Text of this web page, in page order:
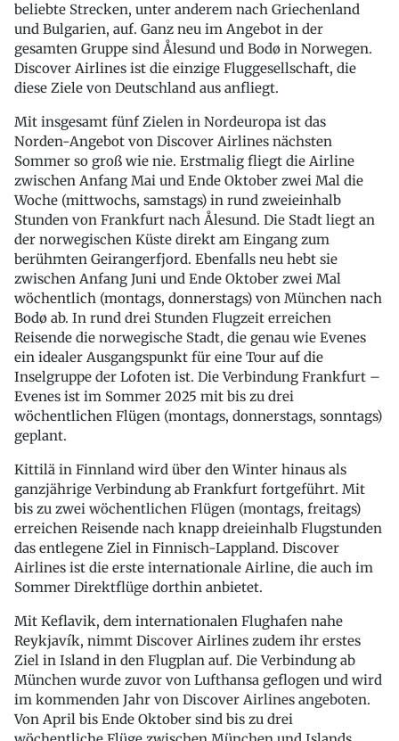
beliebte Strecken, unter anderem nach Griechenland
und Bulgarien, auf. Ganz neu im Angebot in der
gesamten Gruppe sind Ålesund und Bodø in Norwegen.
Discover Airlines ist die einzige Fluggesellschaft, die
diese Ziele von Deutschland aus anfliegt.
Mit insgesamt fünf Zielen in Nordeuropa ist das
Norden-Angebot von Discover Airlines nächsten
Sommer so groß wie nie. Erstmalig fliegt die Airline
zwischen Anfang Mai und Ende Oktober zwei Mal die
Woche (mittwochs, samstags) in rund zweieinhalb
Stunden von Frankfurt nach Ålesund. Die Stadt liegt an
der norwegischen Küste direkt am Eingang zum
berühmten Geirangerfjord. Ebenfalls neu hebt sie
zwischen Anfang Juni und Ende Oktober zwei Mal
wöchentlich (montags, donnerstags) von München nach
Bodø ab. In rund drei Stunden Flugzeit erreichen
Reisende die norwegische Stadt, die genau wie Evenes
ein idealer Ausgangspunkt für eine Tour auf die
Inselgruppe der Lofoten ist. Die Verbindung Frankfurt –
Evenes ist im Sommer 2025 mit bis zu drei
wöchentlichen Flügen (montags, donnerstags, sonntags)
geplant.
Kittilä in Finnland wird über den Winter hinaus als
ganzjährige Verbindung ab Frankfurt fortgeführt. Mit
bis zu zwei wöchentlichen Flügen (montags, freitags)
erreichen Reisende nach knapp dreieinhalb Flugstunden
das entlegene Ziel in Finnisch-Lappland. Discover
Airlines ist die erste internationale Airline, die auch im
Sommer Direktflüge dorthin anbietet.
Mit Keflavik, dem internationalen Flughafen nahe
Reykjavík, nimmt Discover Airlines zudem ihr erstes
Ziel in Island in den Flugplan auf. Die Verbindung ab
München wurde zuvor von Lufthansa geflogen und wird
im kommenden Jahr von Discover Airlines angeboten.
Von April bis Ende Oktober sind bis zu drei